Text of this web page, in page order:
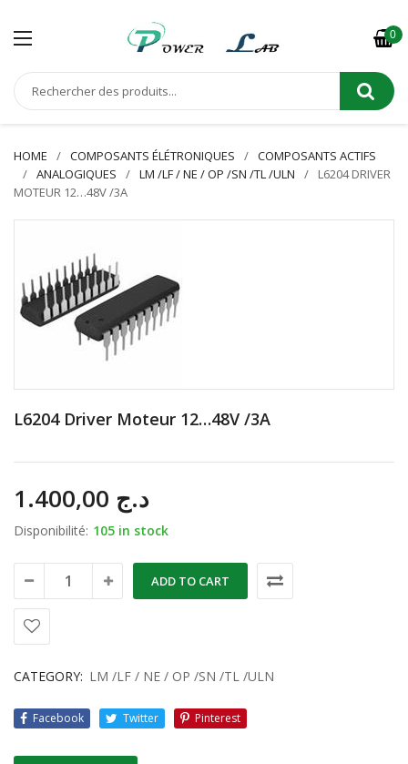
0
HOME COMPOSANTS ÉLÉTRONIQUES
COMPOSANTS ACTIFS
ANALOGIQUES
LM /LF / NE / OP /SN /TL /ULN
L6204 DRIVER
MOTEUR 12…48V /3A
L6204 Driver Moteur 12…48V /3A
د.ج
Disponibilité: 105 in stock
ADD TO CART
CATEGORY: LM /LF / NE / OP /SN /TL /ULN
Facebook Twitter Pinterest